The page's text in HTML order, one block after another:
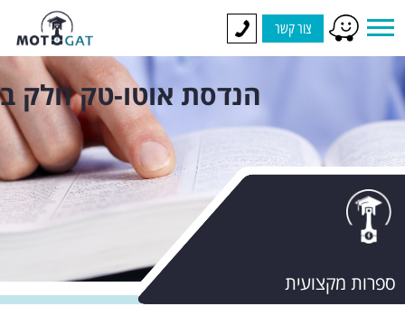
צור קשר
הנדסת אוטו-טק חלק ב
ספרות מקצועית